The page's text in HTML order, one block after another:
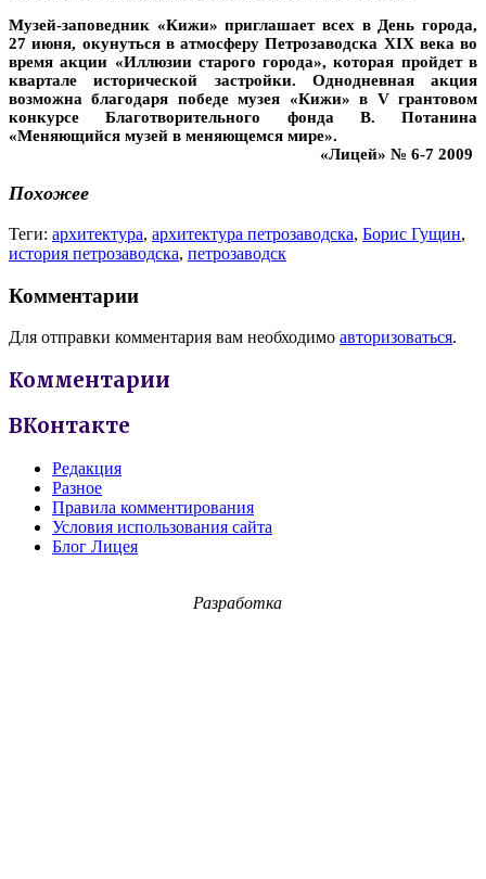
Музей-заповедник «Кижи» приглашает всех в День города,
27 июня, окунуться в атмосферу Петрозаводска XIX века во
время акции «Иллюзии старого города», которая пройдет в
квартале исторической застройки. Однодневная акция
возможна благодаря победе музея «Кижи» в V грантовом
конкурсе Благотворительного фонда В. Потанина
«Меняющийся музей в меняющемся мире».
«Лицей» № 6-7 2009
Похожее
Теги: архитектура, архитектура петрозаводска, Борис Гущин,
история петрозаводска, петрозаводск
Комментарии
Для отправки комментария вам необходимо авторизоваться.
Комментарии
ВКонтакте
Редакция
Разное
Правила комментирования
Условия использования сайта
Блог Лицея
Разработка